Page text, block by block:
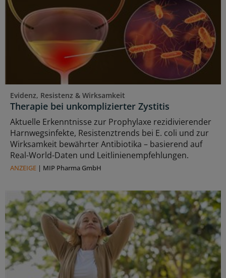
Evidenz, Resistenz & Wirksamkeit
Therapie bei unkomplizierter Zystitis
Aktuelle Erkenntnisse zur Prophylaxe rezidivierender
Harnwegsinfekte, Resistenztrends bei E. coli und zur
Wirksamkeit bewährter Antibiotika – basierend auf
Real-World-Daten und Leitlinienempfehlungen.
ANZEIGE | MIP Pharma GmbH